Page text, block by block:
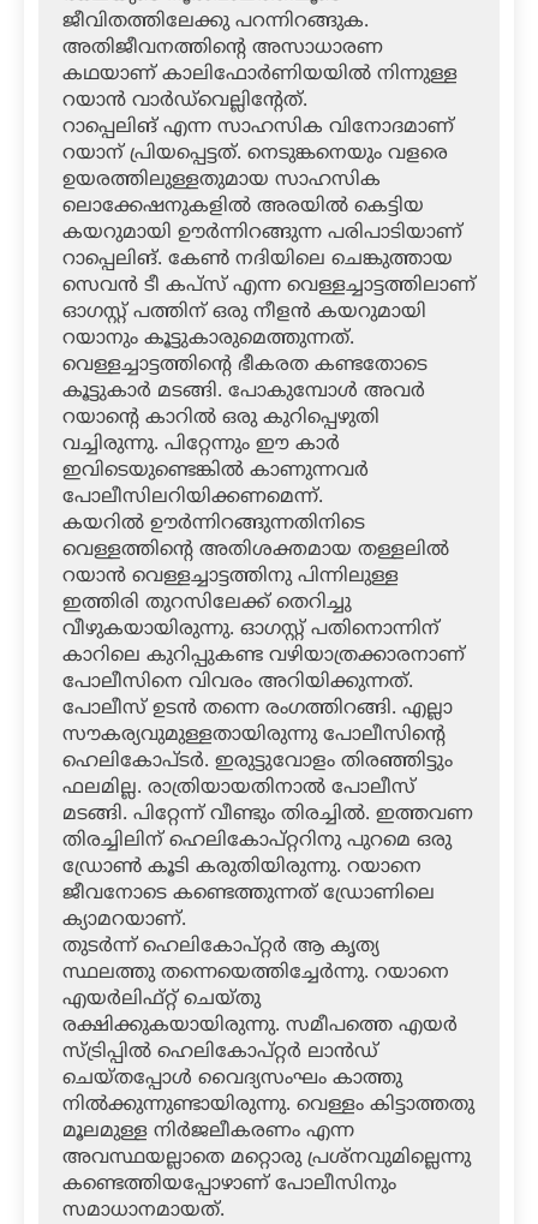
ജീവിതത്തിലേക്കു പറന്നിറങ്ങുക.
അതിജീവനത്തിന്റെ അസാധാരണ
കഥയാണ് കാലിഫോര്‍ണിയയില്‍ നിന്നുള്ള
റയാന്‍ വാര്‍ഡ്‌വെല്ലിന്റേത്.
റാപ്പെലിങ് എന്ന സാഹസിക വിനോദമാണ്
റയാന് പ്രിയപ്പെട്ടത്. നെടുങ്കനെയും വളരെ
ഉയരത്തിലുള്ളതുമായ സാഹസിക
ലൊക്കേഷനുകളില്‍ അരയില്‍ കെട്ടിയ
കയറുമായി ഊര്‍ന്നിറങ്ങുന്ന പരിപാടിയാണ്
റാപ്പെലിങ്. കേണ്‍ നദിയിലെ ചെങ്കുത്തായ
സെവന്‍ ടീ കപ്‌സ് എന്ന വെള്ളച്ചാട്ടത്തിലാണ്
ഓഗസ്റ്റ് പത്തിന് ഒരു നീളന്‍ കയറുമായി
റയാനും കൂട്ടുകാരുമെത്തുന്നത്.
വെള്ളച്ചാട്ടത്തിന്റെ ഭീകരത കണ്ടതോടെ
കൂട്ടുകാര്‍ മടങ്ങി. പോകുമ്പോള്‍ അവര്‍
റയാന്റെ കാറില്‍ ഒരു കുറിപ്പെഴുതി
വച്ചിരുന്നു. പിറ്റേന്നും ഈ കാര്‍
ഇവിടെയുണ്ടെങ്കില്‍ കാണുന്നവര്‍
പോലീസിലറിയിക്കണമെന്ന്.
കയറില്‍ ഊര്‍ന്നിറങ്ങുന്നതിനിടെ
വെള്ളത്തിന്റെ അതിശക്തമായ തള്ളലില്‍
റയാന്‍ വെള്ളച്ചാട്ടത്തിനു പിന്നിലുള്ള
ഇത്തിരി തുറസിലേക്ക് തെറിച്ചു
വീഴുകയായിരുന്നു. ഓഗസ്റ്റ് പതിനൊന്നിന്
കാറിലെ കുറിപ്പുകണ്ട വഴിയാത്രക്കാരനാണ്
പോലീസിനെ വിവരം അറിയിക്കുന്നത്.
പോലീസ് ഉടന്‍ തന്നെ രംഗത്തിറങ്ങി. എല്ലാ
സൗകര്യവുമുള്ളതായിരുന്നു പോലീസിന്റെ
ഹെലികോപ്ടര്‍. ഇരുട്ടുവോളം തിരഞ്ഞിട്ടും
ഫലമില്ല. രാത്രിയായതിനാല്‍ പോലീസ്
മടങ്ങി. പിറ്റേന്ന് വീണ്ടും തിരച്ചില്‍. ഇത്തവണ
തിരച്ചിലിന് ഹെലികോപ്റ്ററിനു പുറമെ ഒരു
ഡ്രോണ്‍ കൂടി കരുതിയിരുന്നു. റയാനെ
ജീവനോടെ കണ്ടെത്തുന്നത് ഡ്രോണിലെ
ക്യാമറയാണ്.
തുടര്‍ന്ന് ഹെലികോപ്റ്റര്‍ ആ കൃത്യ
സ്ഥലത്തു തന്നെയെത്തിച്ചേര്‍ന്നു. റയാനെ
എയര്‍ലിഫ്റ്റ് ചെയ്തു
രക്ഷിക്കുകയായിരുന്നു. സമീപത്തെ എയര്‍
സ്ട്രിപ്പില്‍ ഹെലികോപ്റ്റര്‍ ലാന്‍ഡ്
ചെയ്തപ്പോള്‍ വൈദ്യസംഘം കാത്തു
നില്‍ക്കുന്നുണ്ടായിരുന്നു. വെള്ളം കിട്ടാത്തതു
മൂലമുള്ള നിര്‍ജലീകരണം എന്ന
അവസ്ഥയല്ലാതെ മറ്റൊരു പ്രശ്‌നവുമില്ലെന്നു
കണ്ടെത്തിയപ്പോഴാണ് പോലീസിനും
സമാധാനമായത്.